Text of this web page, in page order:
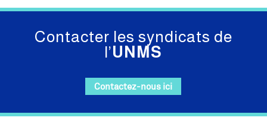
Contacter les syndicats de
l’UNMS
Contactez-nous ici